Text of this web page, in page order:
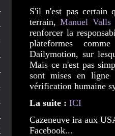
S'il n'est pas certain
terrain,Manuel Valls
renforcer la
plateformes
Dailymotion, sur
Mais ce n'est pas
sont mises en ligne
vérification humaine
La suite : ICI
Cazeneuve ira aux
Facebook...